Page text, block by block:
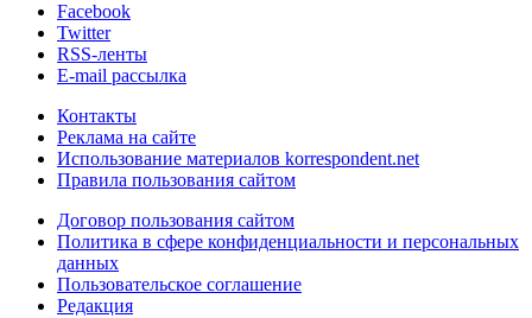
Facebook
Twitter
RSS-ленты
E-mail рассылка
Контакты
Реклама на сайте
Использование материалов korrespondent.net
Правила пользования сайтом
Договор пользования сайтом
Политика в сфере конфиденциальности и персональных
данных
Пользовательское соглашение
Редакция